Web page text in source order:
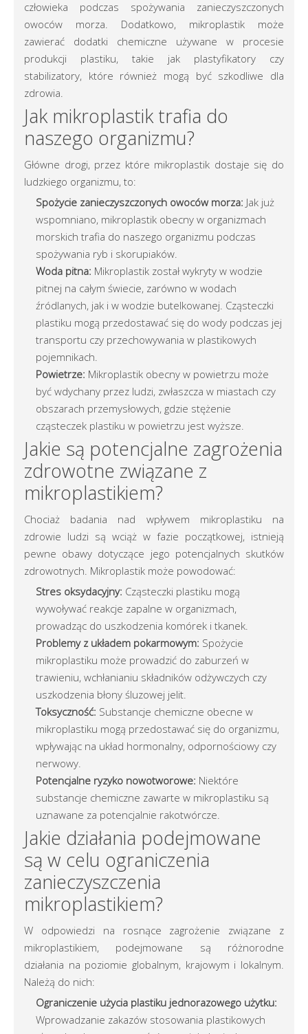
człowieka podczas spożywania zanieczyszczonych
owoców morza. Dodatkowo, mikroplastik może
zawierać dodatki chemiczne używane w procesie
produkcji plastiku, takie jak plastyfikatory czy
stabilizatory, które również mogą być szkodliwe dla
zdrowia.
Jak mikroplastik trafia do
naszego organizmu?
Główne drogi, przez które mikroplastik dostaje się do
ludzkiego organizmu, to:
Spożycie zanieczyszczonych owoców morza: Jak już
wspomniano, mikroplastik obecny w organizmach
morskich trafia do naszego organizmu podczas
spożywania ryb i skorupiaków.
Woda pitna: Mikroplastik został wykryty w wodzie
pitnej na całym świecie, zarówno w wodach
źródlanych, jak i w wodzie butelkowanej. Cząsteczki
plastiku mogą przedostawać się do wody podczas jej
transportu czy przechowywania w plastikowych
pojemnikach.
Powietrze: Mikroplastik obecny w powietrzu może
być wdychany przez ludzi, zwłaszcza w miastach czy
obszarach przemysłowych, gdzie stężenie
cząsteczek plastiku w powietrzu jest wyższe.
Jakie są potencjalne zagrożenia
zdrowotne związane z
mikroplastikiem?
Chociaż badania nad wpływem mikroplastiku na
zdrowie ludzi są wciąż w fazie początkowej, istnieją
pewne obawy dotyczące jego potencjalnych skutków
zdrowotnych. Mikroplastik może powodować:
Stres oksydacyjny: Cząsteczki plastiku mogą
wywoływać reakcje zapalne w organizmach,
prowadząc do uszkodzenia komórek i tkanek.
Problemy z układem pokarmowym: Spożycie
mikroplastiku może prowadzić do zaburzeń w
trawieniu, wchłanianiu składników odżywczych czy
uszkodzenia błony śluzowej jelit.
Toksyczność: Substancje chemiczne obecne w
mikroplastiku mogą przedostawać się do organizmu,
wpływając na układ hormonalny, odpornościowy czy
nerwowy.
Potencjalne ryzyko nowotworowe: Niektóre
substancje chemiczne zawarte w mikroplastiku są
uznawane za potencjalnie rakotwórcze.
Jakie działania podejmowane
są w celu ograniczenia
zanieczyszczenia
mikroplastikiem?
W odpowiedzi na rosnące zagrożenie związane z
mikroplastikiem, podejmowane są różnorodne
działania na poziomie globalnym, krajowym i lokalnym.
Należą do nich:
Ograniczenie użycia plastiku jednorazowego użytku:
Wprowadzanie zakazów stosowania plastikowych